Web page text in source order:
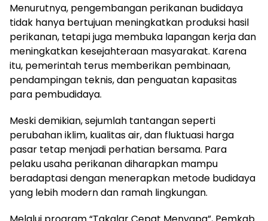
Menurutnya, pengembangan perikanan budidaya
tidak hanya bertujuan meningkatkan produksi hasil
perikanan, tetapi juga membuka lapangan kerja dan
meningkatkan kesejahteraan masyarakat. Karena
itu, pemerintah terus memberikan pembinaan,
pendampingan teknis, dan penguatan kapasitas
para pembudidaya.
Meski demikian, sejumlah tantangan seperti
perubahan iklim, kualitas air, dan fluktuasi harga
pasar tetap menjadi perhatian bersama. Para
pelaku usaha perikanan diharapkan mampu
beradaptasi dengan menerapkan metode budidaya
yang lebih modern dan ramah lingkungan.